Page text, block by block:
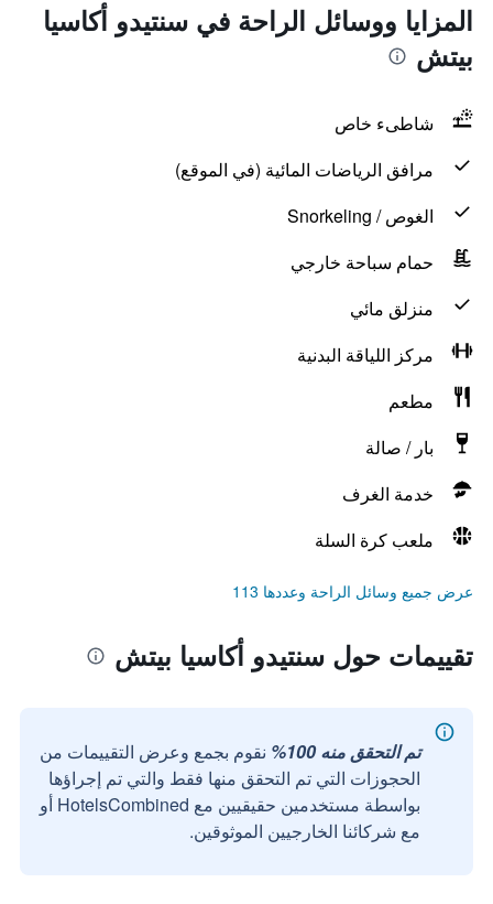
المزايا ووسائل الراحة في سنتيدو أكاسيا
بيتش
شاطىء خاص
مرافق الرياضات المائية (في الموقع)
الغوص / Snorkeling
حمام سباحة خارجي
منزلق مائي
مركز اللياقة البدنية
مطعم
بار / صالة
خدمة الغرف
ملعب كرة السلة
عرض جميع وسائل الراحة وعددها 113
تقييمات حول سنتيدو أكاسيا بيتش
تم التحقق منه 100%
نقوم بجمع وعرض التقييمات من
الحجوزات التي تم التحقق منها فقط والتي تم إجراؤها
بواسطة مستخدمين حقيقيين مع HotelsCombined أو
مع شركائنا الخارجيين الموثوقين.